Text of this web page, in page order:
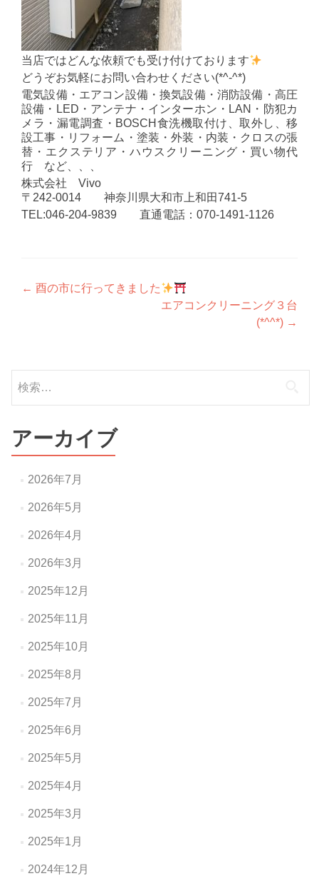
当店ではどんな依頼でも受け付けております
どうぞお気軽にお問い合わせください(*^-^*)
電気設備・エアコン設備・換気設備・消防設備・高圧
設備・LED・アンテナ・インターホン・LAN・防犯カ
メラ・漏電調査・BOSCH食洗機取付け、取外し、移
設工事・リフォーム・塗装・外装・内装・クロスの張
替・エクステリア・ハウスクリーニング・買い物代
行 など、、、
株式会社 Vivo
〒242-0014 神奈川県大和市上和田741-5
TEL:046-204-9839 直通電話：070-1491-1126
投
ビ
ゲ
シ
ン
← 酉の市に行ってきました
エアコンクリーニング３台
(*^^*) →
索:
アーカイブ
2026年7月
2026年5月
2026年4月
2026年3月
2025年12月
2025年11月
2025年10月
2025年8月
2025年7月
2025年6月
2025年5月
2025年4月
2025年3月
2025年1月
2024年12月